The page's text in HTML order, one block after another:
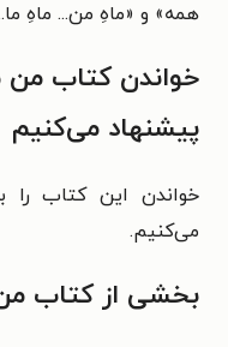
همه» و «ماهِ من‌... ماهِ
خواندن کتاب من
پیشنهاد می‌کنیم
می‌کنیم.
بخشی از کتاب